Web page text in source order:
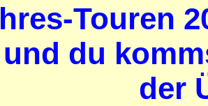
Touren
du
der